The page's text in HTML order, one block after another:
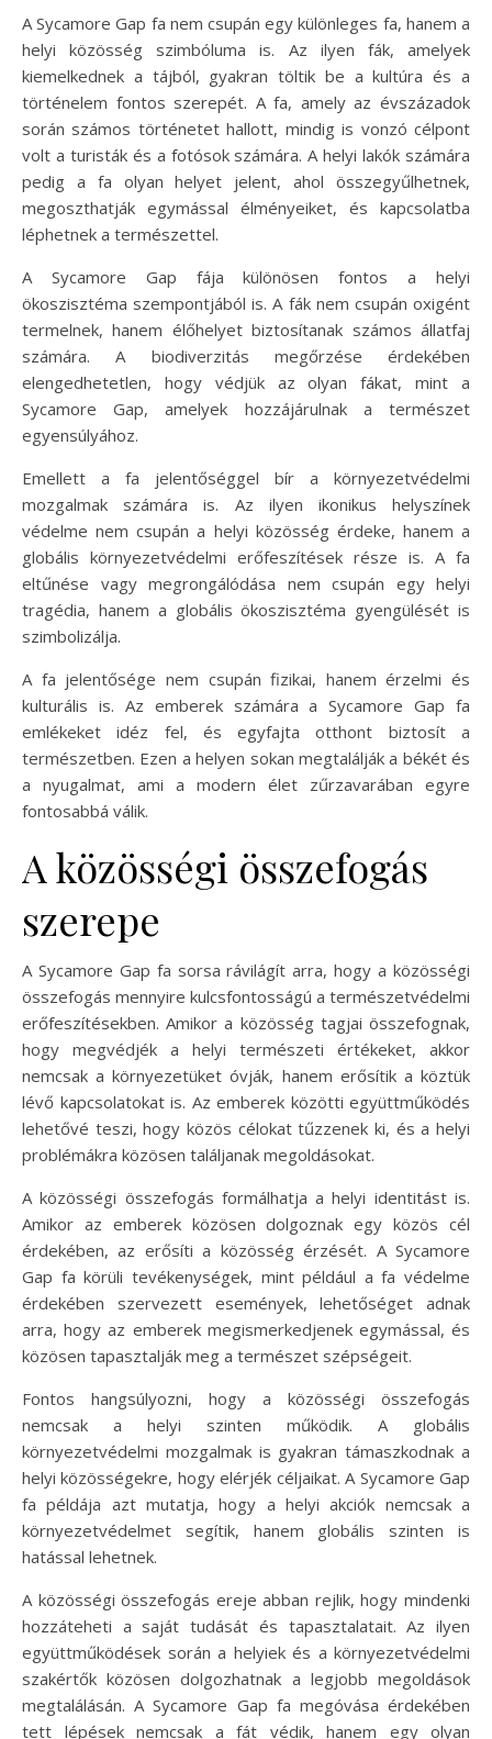
A Sycamore Gap fa nem csupán egy különleges fa, hanem a
helyi közösség szimbóluma is. Az ilyen fák, amelyek
kiemelkednek a tájból, gyakran töltik be a kultúra és a
történelem fontos szerepét. A fa, amely az évszázadok
során számos történetet hallott, mindig is vonzó célpont
volt a turisták és a fotósok számára. A helyi lakók számára
pedig a fa olyan helyet jelent, ahol összegyűlhetnek,
megoszthatják egymással élményeiket, és kapcsolatba
léphetnek a természettel.
A Sycamore Gap fája különösen fontos a helyi
ökoszisztéma szempontjából is. A fák nem csupán oxigént
termelnek, hanem élőhelyet biztosítanak számos állatfaj
számára. A biodiverzitás megőrzése érdekében
elengedhetetlen, hogy védjük az olyan fákat, mint a
Sycamore Gap, amelyek hozzájárulnak a természet
egyensúlyához.
Emellett a fa jelentőséggel bír a környezetvédelmi
mozgalmak számára is. Az ilyen ikonikus helyszínek
védelme nem csupán a helyi közösség érdeke, hanem a
globális környezetvédelmi erőfeszítések része is. A fa
eltűnése vagy megrongálódása nem csupán egy helyi
tragédia, hanem a globális ökoszisztéma gyengülését is
szimbolizálja.
A fa jelentősége nem csupán fizikai, hanem érzelmi és
kulturális is. Az emberek számára a Sycamore Gap fa
emlékeket idéz fel, és egyfajta otthont biztosít a
természetben. Ezen a helyen sokan megtalálják a békét és
a nyugalmat, ami a modern élet zűrzavarában egyre
fontosabbá válik.
A közösségi összefogás
szerepe
A Sycamore Gap fa sorsa rávilágít arra, hogy a közösségi
összefogás mennyire kulcsfontosságú a természetvédelmi
erőfeszítésekben. Amikor a közösség tagjai összefognak,
hogy megvédjék a helyi természeti értékeket, akkor
nemcsak a környezetüket óvják, hanem erősítik a köztük
lévő kapcsolatokat is. Az emberek közötti együttműködés
lehetővé teszi, hogy közös célokat tűzzenek ki, és a helyi
problémákra közösen találjanak megoldásokat.
A közösségi összefogás formálhatja a helyi identitást is.
Amikor az emberek közösen dolgoznak egy közös cél
érdekében, az erősíti a közösség érzését. A Sycamore
Gap fa körüli tevékenységek, mint például a fa védelme
érdekében szervezett események, lehetőséget adnak
arra, hogy az emberek megismerkedjenek egymással, és
közösen tapasztalják meg a természet szépségeit.
Fontos hangsúlyozni, hogy a közösségi összefogás
nemcsak a helyi szinten működik. A globális
környezetvédelmi mozgalmak is gyakran támaszkodnak a
helyi közösségekre, hogy elérjék céljaikat. A Sycamore Gap
fa példája azt mutatja, hogy a helyi akciók nemcsak a
környezetvédelmet segítik, hanem globális szinten is
hatással lehetnek.
A közösségi összefogás ereje abban rejlik, hogy mindenki
hozzáteheti a saját tudását és tapasztalatait. Az ilyen
együttműködések során a helyiek és a környezetvédelmi
szakértők közösen dolgozhatnak a legjobb megoldások
megtalálásán. A Sycamore Gap fa megóvása érdekében
tett lépések nemcsak a fát védik, hanem egy olyan